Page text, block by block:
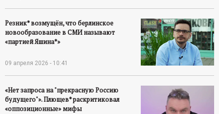
Резник* возмущён, что берлинское
новообразование в СМИ называют
«партией Яшина*»
09 апреля 2026 - 10:41
«Нет запроса на "прекрасную Россию
будущего"». Плющев* раскритиковал
«оппозиционные» мифы